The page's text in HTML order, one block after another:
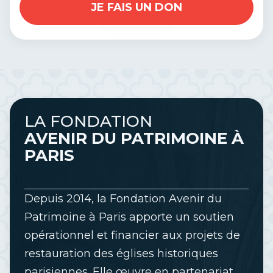
JE FAIS UN DON
LA FONDATION
AVENIR DU PATRIMOINE À
PARIS
Depuis 2014, la Fondation Avenir du
Patrimoine à Paris apporte un soutien
opérationnel et financier aux projets de
restauration des églises historiques